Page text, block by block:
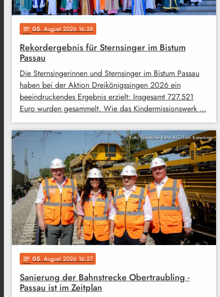
notes 05. August 2026 16:28
Rekordergebnis für Sternsinger im Bistum
Passau
Die Sternsingerinnen und Sternsinger im Bistum Passau
haben bei der Aktion Dreikönigssingen 2026 ein
beeindruckendes Ergebnis erzielt: Insgesamt 727.521
Euro wurden gesammelt. Wie das Kindermissionswerk …
Foto: Deutsche Bahn AG/Tom Kiewning
notes 05. August 2026 16:27
Sanierung der Bahnstrecke Obertraubling -
Passau ist im Zeitplan